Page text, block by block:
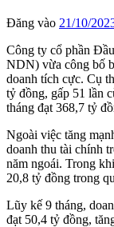
Đăng vào 21/10/
Công ty cổ phần
NDN) vừa công bố
doanh tích cực. Cụ
tỷ đồng, gấp 51 lần
tháng đạt 368,7 tỷ
Ngoài việc tăng
doanh thu tài chính
năm ngoái. Trong
20,8 tỷ đồng trong
Lũy kế 9 tháng,
đạt 50,4 tỷ đồng,